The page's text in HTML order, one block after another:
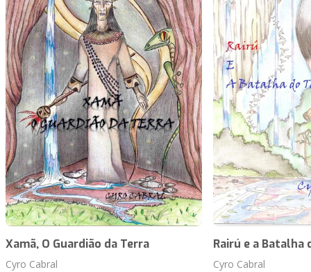
Xamã, O Guardião da Terra
Cyro Cabral
Rairú e a Batalha
Cyro Cabral